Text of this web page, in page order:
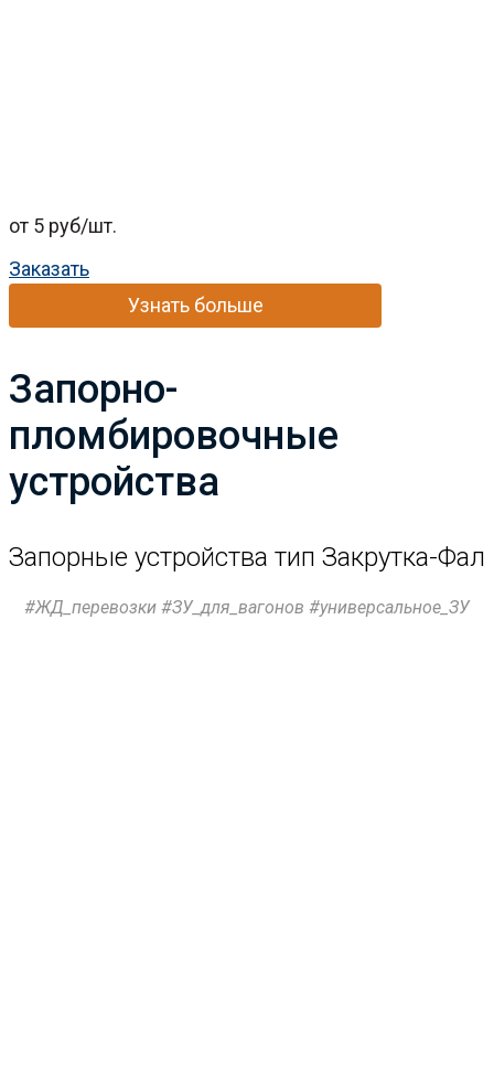
от 5 руб/шт.
Заказать
Узнать больше
Запорно-
пломбировочные
устройства
Запорные устройства тип Закрутка-Фал
#ЖД_перевозки #ЗУ_для_вагонов #универсальное_ЗУ